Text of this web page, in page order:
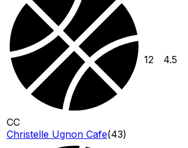
CC
Christelle Ugnon Cafe(43)
12 4.5